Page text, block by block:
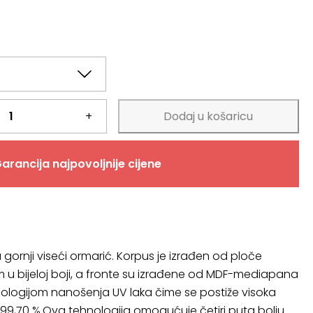
+ Dodaj u košaricu
najpovoljnije cijene
gornji viseći ormarić. Korpus je izrađen od ploče
u bijeloj boji, a fronte su izrađene od MDF-mediapana
nanošenja UV laka čime se postiže visoka